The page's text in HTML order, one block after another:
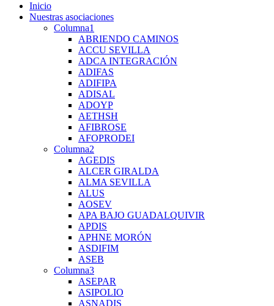
Inicio
Nuestras asociaciones
Columna1
ABRIENDO CAMINOS
ACCU SEVILLA
ADCA INTEGRACIÓN
ADIFAS
ADIFIPA
ADISAL
ADOYP
AETHSH
AFIBROSE
AFOPRODEI
Columna2
AGEDIS
ALCER GIRALDA
ALMA SEVILLA
ALUS
AOSEV
APA BAJO GUADALQUIVIR
APDIS
APHNE MORÓN
ASDIFIM
ASEB
Columna3
ASEPAR
ASIPOLIO
ASNADIS